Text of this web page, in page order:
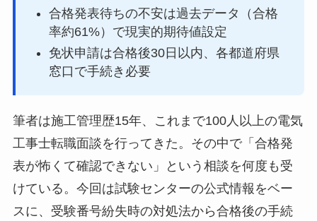
合格発表待ちの不安は過去データ（合格
率約61%）で現実的期待値設定
免状申請は合格後30日以内、各都道府県
窓口で手続き必要
筆者は施工管理歴15年、これまで100人以上の電気
工事士転職面談を行ってきた。その中で「合格発
表が怖くて確認できない」という相談を何度も受
けている。今回は試験センターの公式情報をベー
スに、受験番号紛失時の対処法から合格後の手続